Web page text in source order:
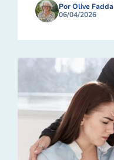
Por Olive Fadda
06/04/2026